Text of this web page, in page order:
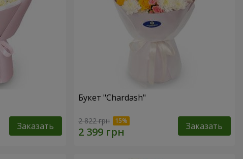
Заказать
Букет "Chardash"
2 822 грн Заказать